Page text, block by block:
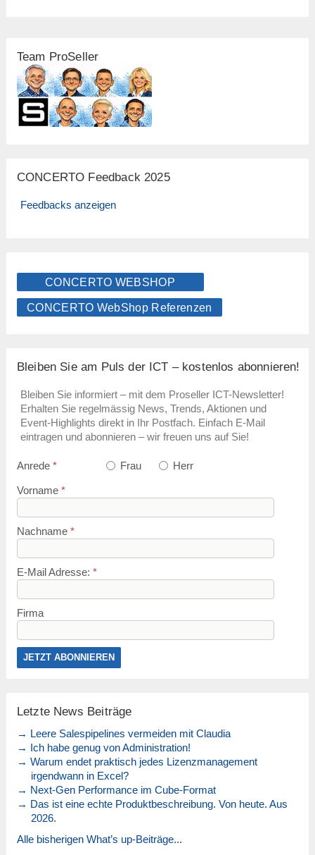
Team ProSeller
CONCERTO Feedback 2025
Feedbacks anzeigen
CONCERTO WEBSHOP
CONCERTO WebShop Referenzen
Bleiben Sie am Puls der ICT – kostenlos abonnieren!
Bleiben Sie informiert – mit dem Proseller ICT-Newsletter!
Erhalten Sie regelmässig News, Trends, Aktionen und
Event-Highlights direkt in Ihr Postfach. Einfach E-Mail
eintragen und abonnieren – wir freuen uns auf Sie!
Anrede * Frau Herr
Vorname *
Nachname *
E-Mail Adresse: *
Firma
Letzte News Beiträge
→ Leere Salespipelines vermeiden mit Claudia
→ Ich habe genug von Administration!
→ Warum endet praktisch jedes Lizenzmanagement
irgendwann in Excel?
→ Next-Gen Performance im Cube-Format
→ Das ist eine echte Produktbeschreibung. Von heute. Aus
2026.
Alle bisherigen What’s up-Beiträge...